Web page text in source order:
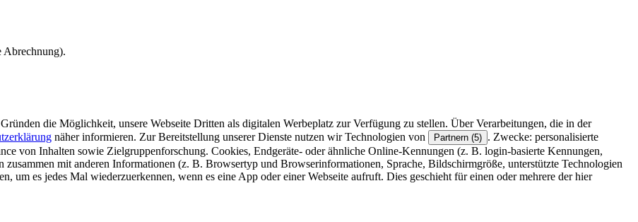
Abrechnung).
die Möglichkeit, unsere Webseite Dritten als digitalen Werbeplatz zur Verfügung zu stellen. Über Verarbeitungen, die in der
näher informieren. Zur Bereitstellung unserer Dienste nutzen wir Technologien von Partnern (5) . Zwecke: personalisierte
von Inhalten sowie Zielgruppenforschung. Cookies, Endgeräte- oder ähnliche Online-Kennungen (z. B. login-basierte Kennungen,
mit anderen Informationen (z. B. Browsertyp und Browserinformationen, Sprache, Bildschirmgröße, unterstützte Technologien
um es jedes Mal wiederzuerkennen, wenn es eine App oder einer Webseite aufruft. Dies geschieht für einen oder mehrere der hier